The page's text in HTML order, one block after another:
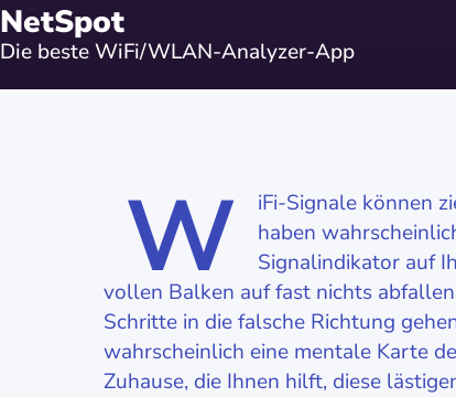
NetSpot
Die beste WiFi/WLAN-Analyzer-App
W
iFi-Signale können
haben
Signalindikator auf
vollen Balken auf fast nichts
Schritte in die falsche Richtung
wahrscheinlich eine mentale Karte
Zuhause, die Ihnen hilft, diese